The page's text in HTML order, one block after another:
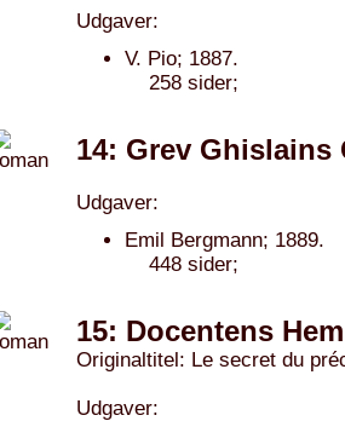
Udgaver:
V. Pio; 1887.
258 sider;
14: Grev Ghislains
Udgaver:
Emil Bergmann; 1889.
448 sider;
15: Docentens
Originaltitel: Le secret du
Udgaver: